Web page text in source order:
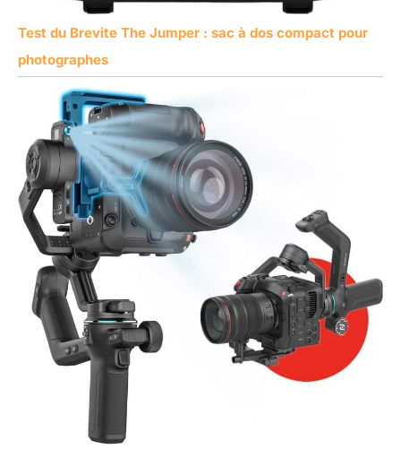
Test du Brevite The Jumper : sac à dos compact pour
photographes